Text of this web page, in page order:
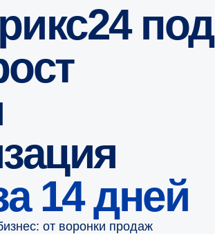
под
14 дней
от воронки продаж